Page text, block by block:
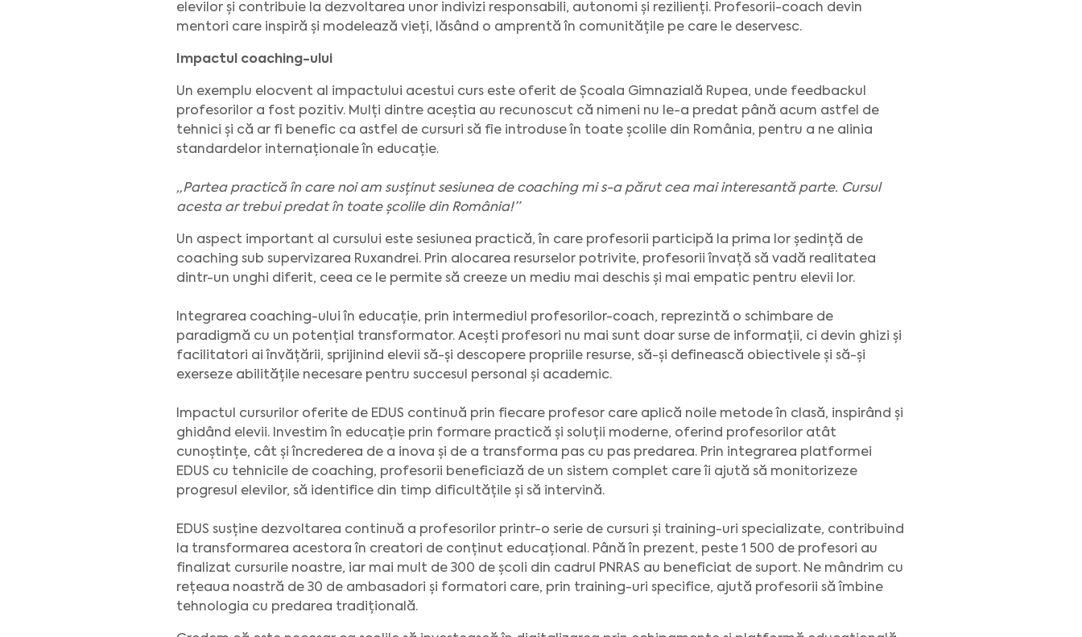
elevilor și contribuie la dezvoltarea unor indivizi responsabili, autonomi și rezilienți. Profesorii-coach devin
mentori care inspiră și modelează vieți, lăsând o amprentă în comunitățile pe care le deservesc.
Impactul coaching-ului
Un exemplu elocvent al impactului acestui curs este oferit de Școala Gimnazială Rupea, unde feedbackul
profesorilor a fost pozitiv. Mulți dintre aceștia au recunoscut că nimeni nu le-a predat până acum astfel de
tehnici și că ar fi benefic ca astfel de cursuri să fie introduse în toate școlile din România, pentru a ne alinia
standardelor internaționale în educație.
„Partea practică în care noi am susținut sesiunea de coaching mi s-a părut cea mai interesantă parte. Cursul
acesta ar trebui predat în toate școlile din România!”
Un aspect important al cursului este sesiunea practică, în care profesorii participă la prima lor ședință de
coaching sub supervizarea Ruxandrei. Prin alocarea resurselor potrivite, profesorii învață să vadă realitatea
dintr-un unghi diferit, ceea ce le permite să creeze un mediu mai deschis și mai empatic pentru elevii lor.
Integrarea coaching-ului în educație, prin intermediul profesorilor-coach, reprezintă o schimbare de
paradigmă cu un potențial transformator. Acești profesori nu mai sunt doar surse de informații, ci devin ghizi și
facilitatori ai învățării, sprijinind elevii să-și descopere propriile resurse, să-și definească obiectivele și să-și
exerseze abilitățile necesare pentru succesul personal și academic.
Impactul cursurilor oferite de EDUS continuă prin fiecare profesor care aplică noile metode în clasă, inspirând și
ghidând elevii. Investim în educație prin formare practică și soluții moderne, oferind profesorilor atât
cunoștințe, cât și încrederea de a inova și de a transforma pas cu pas predarea. Prin integrarea platformei
EDUS cu tehnicile de coaching, profesorii beneficiază de un sistem complet care îi ajută să monitorizeze
progresul elevilor, să identifice din timp dificultățile și să intervină.
EDUS susține dezvoltarea continuă a profesorilor printr-o serie de cursuri și training-uri specializate, contribuind
la transformarea acestora în creatori de conținut educațional. Până în prezent, peste 1 500 de profesori au
finalizat cursurile noastre, iar mai mult de 300 de școli din cadrul PNRAS au beneficiat de suport. Ne mândrim cu
rețeaua noastră de 30 de ambasadori și formatori care, prin training-uri specifice, ajută profesorii să îmbine
tehnologia cu predarea tradițională.